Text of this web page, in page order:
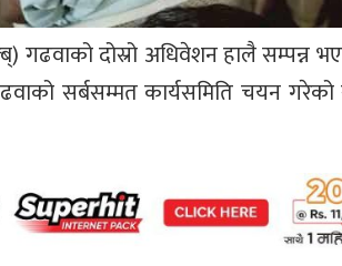
गढवाको दोस्रो अधिवेशन हालै सम्पन्न
सर्बसम्मत कार्यसमिति चयन गरेको